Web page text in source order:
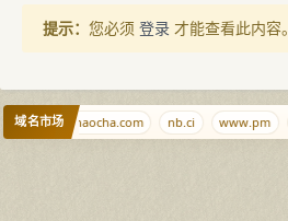
提示： 您必须 登录 才能查看此内容。
域名市场aizhaocha.com nb.ci www.pm